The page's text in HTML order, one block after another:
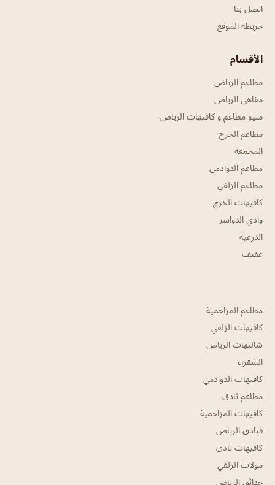
اتصل بنا
خريطة الموقع
الأقسام
مطاعم الرياض
مقاهي الرياض
منيو مطاعم و كافيهات الرياض
مطاعم الخرج
المجمعه
مطاعم الدوادمي
مطاعم الزلفي
كافيهات الخرج
وادي الدواسر
الدرعية
عفيف
مطاعم المزاحمية
كافيهات الزلفي
شاليهات الرياض
الشقراء
كافيهات الدوادمي
مطاعم ثادق
كافيهات المزاحمية
فنادق الرياض
كافيهات ثادق
مولات الزلفي
حدائق الرياض